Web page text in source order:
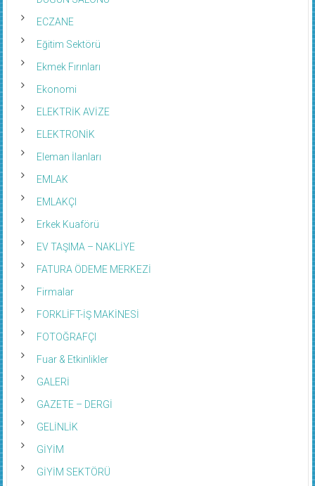
ECZANE
Eğitim Sektörü
Ekmek Fırınları
Ekonomi
ELEKTRİK AVİZE
ELEKTRONİK
Eleman İlanları
EMLAK
EMLAKÇI
Erkek Kuaförü
EV TAŞIMA – NAKLİYE
FATURA ÖDEME MERKEZİ
Firmalar
FORKLİFT-İŞ MAKİNESİ
FOTOĞRAFÇI
Fuar & Etkinlikler
GALERİ
GAZETE – DERGİ
GELİNLİK
GİYİM
GİYİM SEKTÖRÜ